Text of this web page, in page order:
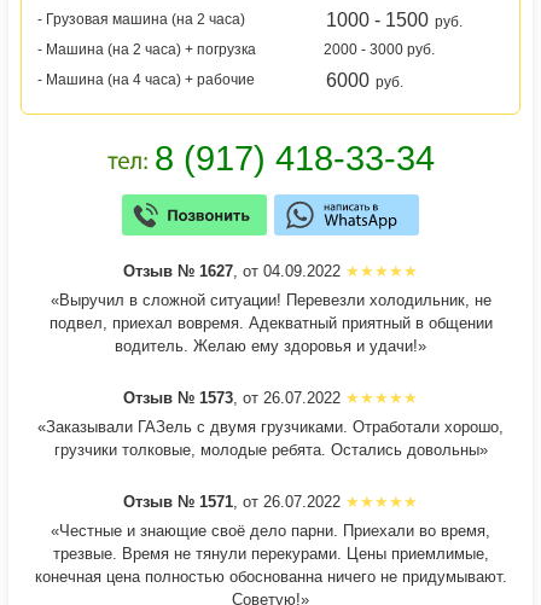
- Грузовая машина (на 2 часа)
1000 - 1500 руб.
- Машина (на 2 часа) + погрузка
2000 - 3000 руб.
- Машина (на 4 часа) + рабочие
6000 руб.
Отзыв № 1627, от 04.09.2022
«Выручил в сложной ситуации! Перевезли холодильник, не
подвел, приехал вовремя. Адекватный приятный в общении
водитель. Желаю ему здоровья и удачи!»
Отзыв № 1573, от 26.07.2022
«Заказывали ГАЗель с двумя грузчиками. Отработали хорошо,
грузчики толковые, молодые ребята. Остались довольны»
Отзыв № 1571, от 26.07.2022
«Честные и знающие своё дело парни. Приехали во время,
трезвые. Время не тянули перекурами. Цены приемлимые,
конечная цена полностью обоснованна ничего не придумывают.
Советую!»